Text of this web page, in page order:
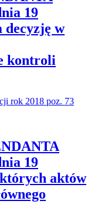
19
decyzję w
kontroli
rok 2018 poz. 73
19
aktów